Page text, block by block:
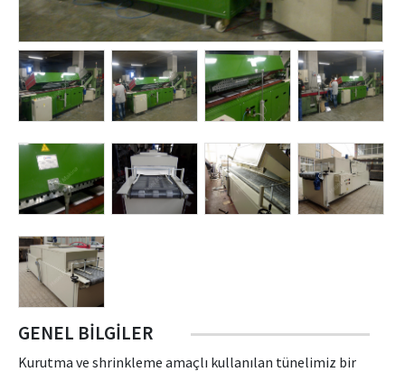
GENEL BILGILER
Kurutma ve shrinkleme amaçlı kullanılan tünelimiz bir